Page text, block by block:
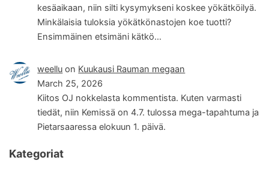
kesäaikaan, niin silti kysymykseni koskee yökätköilyä.
Minkälaisia tuloksia yökätkönastojen koe tuotti?
Ensimmäinen etsimäni kätkö…
weellu on Kuukausi Rauman megaan
March 25, 2026
Kiitos OJ nokkelasta kommentista. Kuten varmasti
tiedät, niin Kemissä on 4.7. tulossa mega-tapahtuma ja
Pietarsaaressa elokuun 1. päivä.
Kategoriat